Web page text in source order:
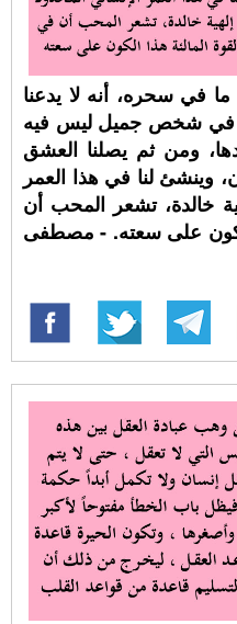
في سحره، أنه لا يدعنا
بل في شخص جميل ليس فيه
ومن ثم يصلنا العشق
وينشئ لنا في هذا العمر
خالدة، تشعر المحب أن
على سعته. - مصطفى